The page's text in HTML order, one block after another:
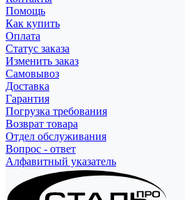
Помощь
Как купить
Оплата
Статус заказа
Изменить заказ
Самовывоз
Доставка
Гарантия
Погрузка требования
Возврат товара
Отдел обслуживания
Вопрос - ответ
Алфавитный указатель